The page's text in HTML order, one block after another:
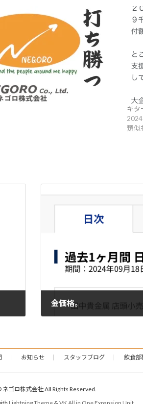
キタ
類似
金価格。
お知らせ スタッフブログ 飲食部
ゴロ株式会社 All Rights Reserved.